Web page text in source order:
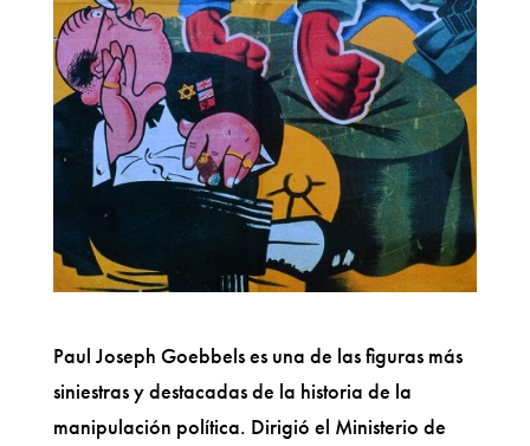
Paul Joseph Goebbels es una de las figuras más
siniestras y destacadas de la historia de la
manipulación política. Dirigió el Ministerio de